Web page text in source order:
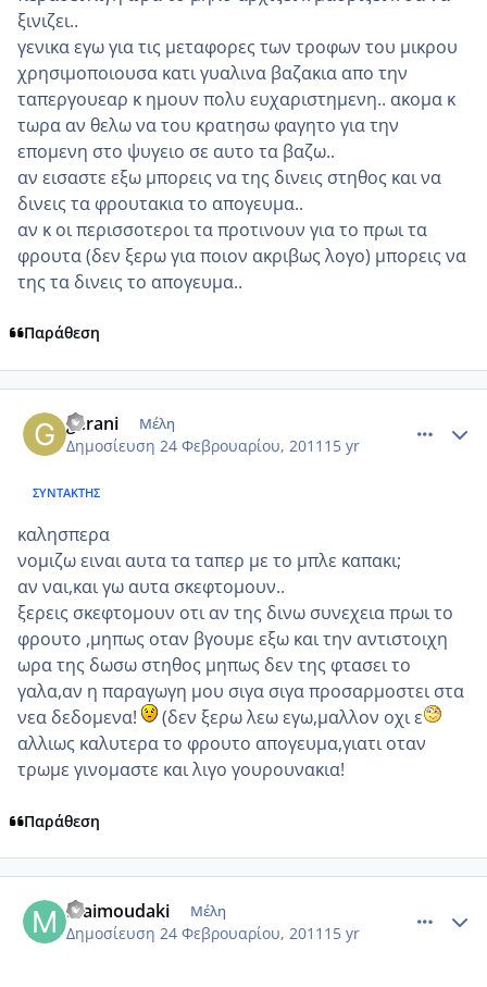
ξινιζει..
γενικα εγω για τις μεταφορες των τροφων του μικρου
χρησιμοποιουσα κατι γυαλινα βαζακια απο την
ταπεργουεαρ κ ημουν πολυ ευχαριστημενη.. ακομα κ
τωρα αν θελω να του κρατησω φαγητο για την
επομενη στο ψυγειο σε αυτο τα βαζω..
αν εισαστε εξω μπορεις να της δινεις στηθος και να
δινεις τα φρουτακια το απογευμα..
αν κ οι περισσοτεροι τα προτινουν για το πρωι τα
φρουτα (δεν ξερω για ποιον ακριβως λογο) μπορεις να
της τα δινεις το απογευμα..
Παράθεση
gerani Μέλη
Δημοσίευση 24 Φεβρουαρίου, 2011 15 yr
ΣΥΝΤΆΚΤΗΣ
καλησπερα
νομιζω ειναι αυτα τα ταπερ με το μπλε καπακι;
αν ναι,και γω αυτα σκεφτομουν..
ξερεις σκεφτομουν οτι αν της δινω συνεχεια πρωι το
φρουτο ,μηπως οταν βγουμε εξω και την αντιστοιχη
ωρα της δωσω στηθος μηπως δεν της φτασει το
γαλα,αν η παραγωγη μου σιγα σιγα προσαρμοστει στα
νεα δεδομενα!
(δεν ξερω λεω εγω,μαλλον οχι ε
αλλιως καλυτερα το φρουτο απογευμα,γιατι οταν
τρωμε γινομαστε και λιγο γουρουνακια!
Παράθεση
Maimoudaki Μέλη
Δημοσίευση 24 Φεβρουαρίου, 2011 15 yr